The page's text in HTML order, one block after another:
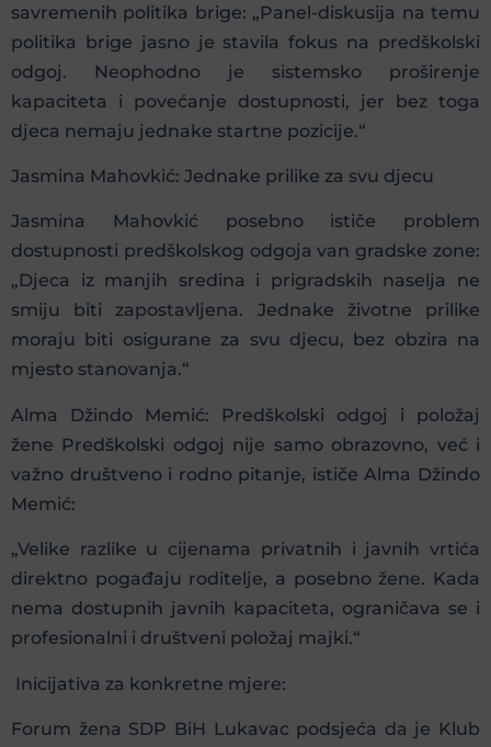
savremenih politika brige: „Panel-diskusija na temu
politika brige jasno je stavila fokus na predškolski
odgoj. Neophodno je sistemsko proširenje
kapaciteta i povećanje dostupnosti, jer bez toga
djeca nemaju jednake startne pozicije.“
Jasmina Mahovkić: Jednake prilike za svu djecu
Jasmina Mahovkić posebno ističe problem
dostupnosti predškolskog odgoja van gradske zone:
„Djeca iz manjih sredina i prigradskih naselja ne
smiju biti zapostavljena. Jednake životne prilike
moraju biti osigurane za svu djecu, bez obzira na
mjesto stanovanja.“
Alma Džindo Memić: Predškolski odgoj i položaj
žene Predškolski odgoj nije samo obrazovno, već i
važno društveno i rodno pitanje, ističe Alma Džindo
Memić:
„Velike razlike u cijenama privatnih i javnih vrtića
direktno pogađaju roditelje, a posebno žene. Kada
nema dostupnih javnih kapaciteta, ograničava se i
profesionalni i društveni položaj majki.“
Inicijativa za konkretne mjere:
Forum žena SDP BiH Lukavac podsjeća da je Klub